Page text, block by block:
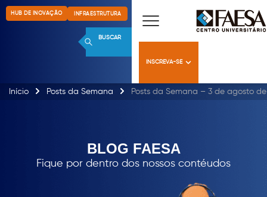
HUB DE INOVAÇÃO INFRAESTRUTURA
BUSCAR
INSCREVA-SE
Início Posts da Semana Posts da Semana – 3 de agosto de
BLOG FAESA
Fique por dentro dos nossos contéudos